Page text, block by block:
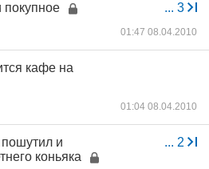
... 3
покупное
01:47 08.04.2010
кафе на
01:04 08.04.2010
... 2
пошутил и
коньяка